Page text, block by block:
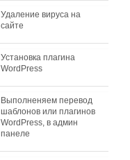
Удаление вируса на
сайте
Установка плагина
WordPress
Выполненяем перевод
шаблонов или плагинов
WordPress, в админ
панеле